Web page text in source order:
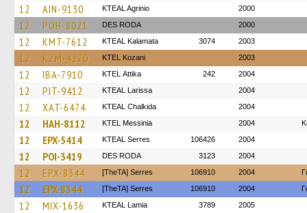
12 AIN-9130 KTEAL Agrinio 2000
12 POH-8021 DES RODA 2000
12 KMT-7612 KTEAL Kalamata 3074 2003
12 KZM-4270 ΚΤΕL Kozani 2003
12 IBA-7910 KΤΕL Αttika 242 2004
12 PIT-9412 KTEAL Larissa 2004
12 XAT-6474 KTEAL Chalkida 2004
12 HAH-8112 KTEL Messinia 2004
12 EPX-5414 KTEAL Serres 106426 2004
12 POI-3419 DES RODA 3123 2004
12 EPX-8344 [TheTA] Serres 106910 2004
12 EPX-8344 [TheTA] Serres 106910 2004
12 MIX-1636 KTEAL Lamia 3789 2005